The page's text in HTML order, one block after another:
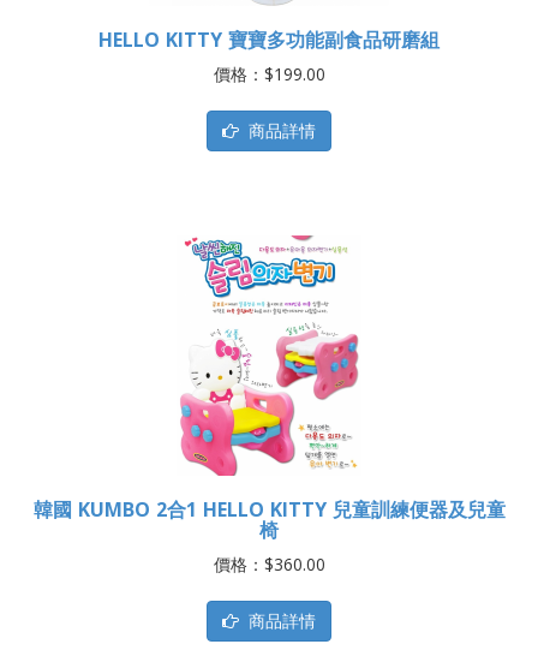
HELLO KITTY 寶寶多功能副食品研磨組
價格：$199.00
商品詳情
韓國 KUMBO 2合1 HELLO KITTY 兒童訓練便器及兒童
椅
價格：$360.00
商品詳情